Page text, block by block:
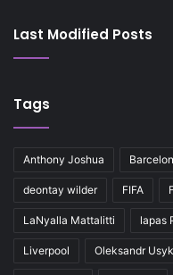
Last Modified Posts
Tags
Anthony Joshua
deontay wilder FIFA
LaNyalla Mattalitti lapas
Liverpool Oleksandr Usyk